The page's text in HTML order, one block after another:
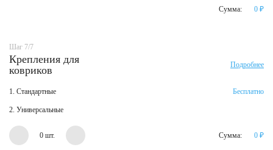
Сумма: 0 ₽
Шаг 7/7
Крепления для
ковриков
Подробнее
1. Стандартные Бесплатно
2. Универсальные
0 шт. Сумма: 0 ₽